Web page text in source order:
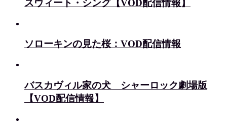
スウィート・シング【VOD配信情報】
ソローキンの見た桜：VOD配信情報
バスカヴィル家の犬 シャーロック劇場版
【VOD配信情報】